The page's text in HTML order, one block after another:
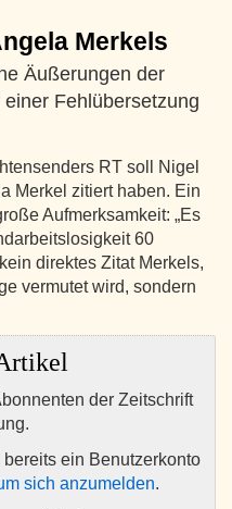
Merkels
Äußerungen der
Fehlübersetzung
RT soll Nigel
Merkel zitiert haben. Ein
Aufmerksamkeit: „Es
60
direktes Zitat Merkels,
vermutet wird, sondern
der Zeitschrift
ein Benutzerkonto
sich anzumelden.